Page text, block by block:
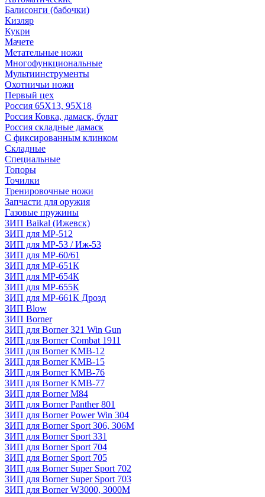
Балисонги (бабочки)
Кизляр
Кукри
Мачете
Метательные ножи
Многофункциональные
Мультиинструменты
Охотничьи ножи
Первый цех
Россия 65Х13, 95Х18
Россия Ковка, дамаск, булат
Россия складные дамаск
С фиксированным клинком
Складные
Специальные
Топоры
Точилки
Тренировочные ножи
Запчасти для оружия
Газовые пружины
ЗИП Baikal (Ижевск)
ЗИП для МР-512
ЗИП для МР-53 / Иж-53
ЗИП для МР-60/61
ЗИП для МР-651К
ЗИП для МР-654К
ЗИП для МР-655К
ЗИП для МР-661К Дрозд
ЗИП Blow
ЗИП Borner
ЗИП для Borner 321 Win Gun
ЗИП для Borner Combat 1911
ЗИП для Borner KMB-12
ЗИП для Borner KMB-15
ЗИП для Borner KMB-76
ЗИП для Borner KMB-77
ЗИП для Borner M84
ЗИП для Borner Panther 801
ЗИП для Borner Power Win 304
ЗИП для Borner Sport 306, 306M
ЗИП для Borner Sport 331
ЗИП для Borner Sport 704
ЗИП для Borner Sport 705
ЗИП для Borner Super Sport 702
ЗИП для Borner Super Sport 703
ЗИП для Borner W3000, 3000М